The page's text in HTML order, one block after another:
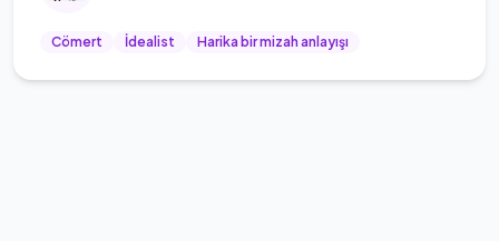
Cömert İdealist Harika bir mizah anlayışı